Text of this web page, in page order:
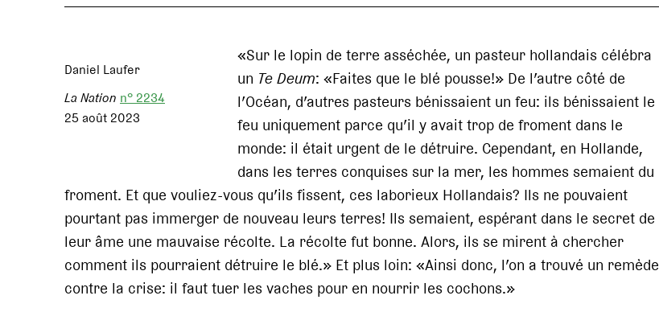
Daniel Laufer
La Nation n° 2234
25 août 2023
«Sur le lopin de terre asséchée, un pasteur hollandais célébra
un Te Deum: «Faites que le blé pousse!» De l’autre côté de
l’Océan, d’autres pasteurs bénissaient un feu: ils bénissaient le
feu uniquement parce qu’il y avait trop de froment dans le
monde: il était urgent de le détruire. Cependant, en Hollande,
dans les terres conquises sur la mer, les hommes semaient du
froment. Et que vouliez-vous qu’ils fissent, ces laborieux Hollandais? Ils ne pouvaient
pourtant pas immerger de nouveau leurs terres! Ils semaient, espérant dans le secret de
leur âme une mauvaise récolte. La récolte fut bonne. Alors, ils se mirent à chercher
comment ils pourraient détruire le blé.» Et plus loin: «Ainsi donc, l’on a trouvé un remède
contre la crise: il faut tuer les vaches pour en nourrir les cochons.»